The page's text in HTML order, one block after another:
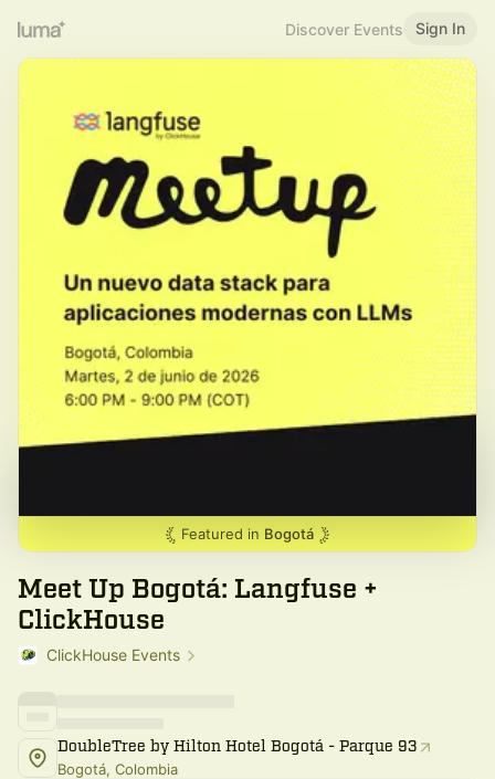
Discover Events Sign In
Featured in Bogotá
Meet Up Bogotá: Langfuse +
ClickHouse
ClickHouse Events
DoubleTree by Hilton Hotel Bogotá - Parque 93
Bogotá, Colombia